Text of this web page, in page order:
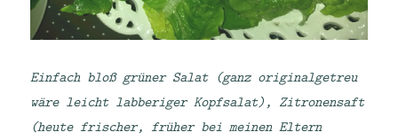
Einfach bloß grüner Salat (ganz originalgetreu
wäre leicht labberiger Kopfsalat), Zitronensaft
(heute frischer, früher bei meinen Eltern